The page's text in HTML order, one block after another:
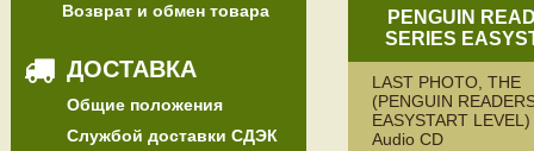
Возврат и обмен товара
ДОСТАВКА
Общие положения
Службой доставки СДЭК
PENGUIN
SERIES
LAST PHOTO, THE
(PENGUIN
EASYSTART
Audio CD